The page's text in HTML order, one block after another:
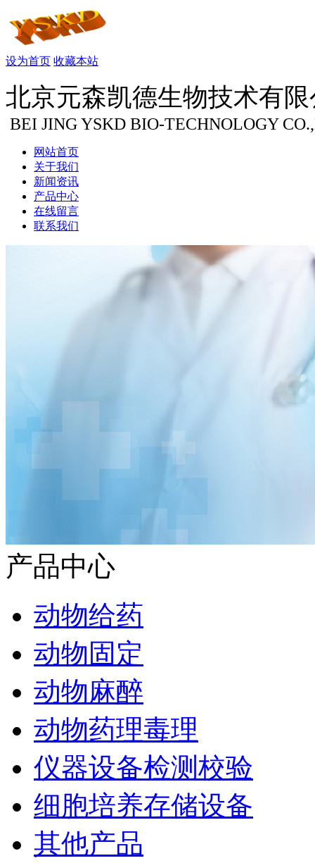
设为首页 收藏本站
北京元森凯德生物技术有
BEI JING YSKD BIO-TECHNOLOGY
网站首页
关于我们
新闻资讯
产品中心
在线留言
联系我们
产品中心
动物给药
动物固定
动物麻醉
动物药理毒理
仪器设备检测校验
细胞培养存储设备
其他产品